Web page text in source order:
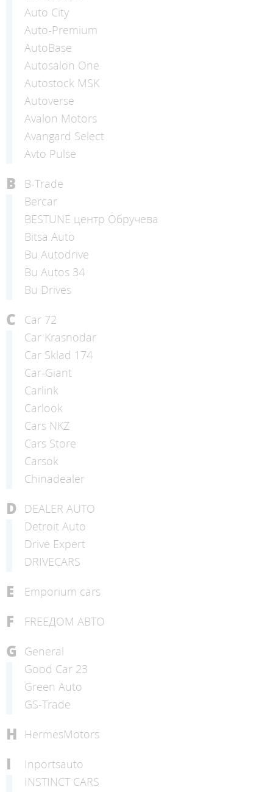
Auto Сity
Auto-Premium
AutoBase
Autosalon One
Autostock MSK
Autoverse
Avalon Motors
Avangard Select
Avto Pulse
B
B-Trade
Bercar
BESTUNE центр Обручева
Bitsa Auto
Bu Autodrive
Bu Autos 34
Bu Drives
C
Car 72
Car Krasnodar
Car Sklad 174
Car-Giant
Carlink
Carlook
Cars NKZ
Cars Store
Carsok
Chinadealer
D
DEALER AUTO
Detroit Auto
Drive Expert
DRIVECARS
E Emporium cars
F FREEДОМ АВТО
G
General
Good Car 23
Green Auto
GS-Trade
H HermesMotors
I
Inportsauto
INSTINCT CARS